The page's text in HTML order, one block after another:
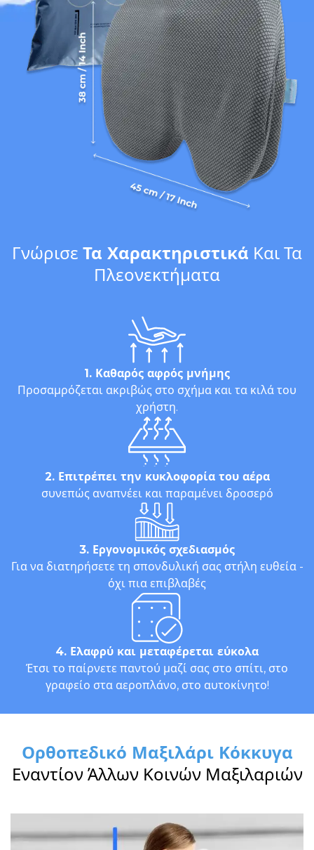
Γνώρισε Τα Χαρακτηριστικά Και Τα
Πλεονεκτήματα
1. Καθαρός αφρός μνήμης
Προσαμρόζεται ακριβώς στο σχήμα και τα κιλά του
χρήστη.
2. Επιτρέπει την κυκλοφορία του αέρα
συνεπώς αναπνέει και παραμένει δροσερό
3. Εργονομικός σχεδιασμός
Για να διατηρήσετε τη σπονδυλική σας στήλη ευθεία -
όχι πια επιβλαβές
4. Ελαφρύ και μεταφέρεται εύκολα
Έτσι το παίρνετε παντού μαζί σας στο σπίτι, στο
γραφείο στα αεροπλάνο, στο αυτοκίνητο!
Ορθοπεδικό Μαξιλάρι Κόκκυγα
Εναντίον Άλλων Κοινών Μαξιλαριών